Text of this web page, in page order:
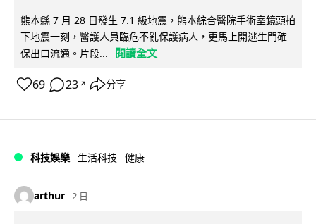
熊本縣 7 月 28 日發生 7.1 級地震，熊本綜合醫院手術室鏡頭拍
下地震一刻，醫護人員臨危不亂保護病人，更馬上開逃生門確
保出口流通。片段...
閱讀全文
69 23 ↗ 分享
科技娛樂 生活科技 健康
arthur 2 日